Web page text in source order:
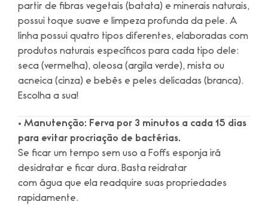
partir de fibras vegetais (batata) e minerais naturais,
possui toque suave e limpeza profunda da pele. A
linha possui quatro tipos diferentes, elaboradas com
produtos naturais específicos para cada tipo dele:
seca (vermelha), oleosa (argila verde), mista ou
acneica (cinza) e bebês e peles delicadas (branca).
Escolha a sua!
• Manutenção: Ferva por 3 minutos a cada 15 dias
para evitar procriação de bactérias.
Se ficar um tempo sem uso a Foffs esponja irá
desidratar e ficar dura. Basta reidratar
com água que ela readquire suas propriedades
rapidamente.